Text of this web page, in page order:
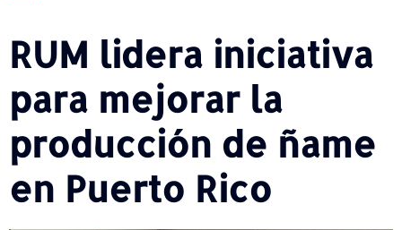
RUM lidera iniciativa
para mejorar la
producción de ñame
en Puerto Rico